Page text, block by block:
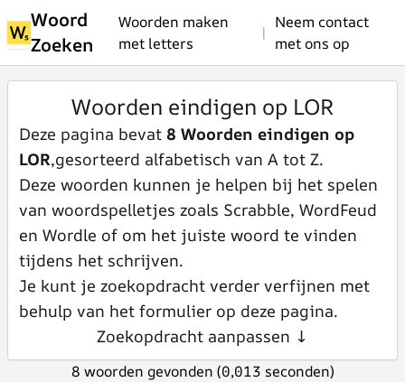
Woord
Zoeken
Woorden maken
met letters
|
Neem contact
met ons op
Woorden eindigen op LOR
Deze pagina bevat 8 Woorden eindigen op
LOR,gesorteerd alfabetisch van A tot Z.
Deze woorden kunnen je helpen bij het spelen
van woordspelletjes zoals Scrabble, WordFeud
en Wordle of om het juiste woord te vinden
tijdens het schrijven.
Je kunt je zoekopdracht verder verfijnen met
behulp van het formulier op deze pagina.
Zoekopdracht aanpassen ↓
8 woorden gevonden (0,013 seconden)